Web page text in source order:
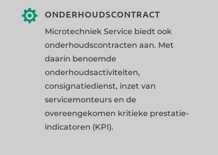
 ONDERHOUDSCONTRACT
Microtechniek Service biedt ook
onderhoudscontracten aan. Met
daarin benoemde
onderhoudsactiviteiten,
consignatiedienst, inzet van
servicemonteurs en de
overeengekomen kritieke prestatie-
indicatoren (KPI).